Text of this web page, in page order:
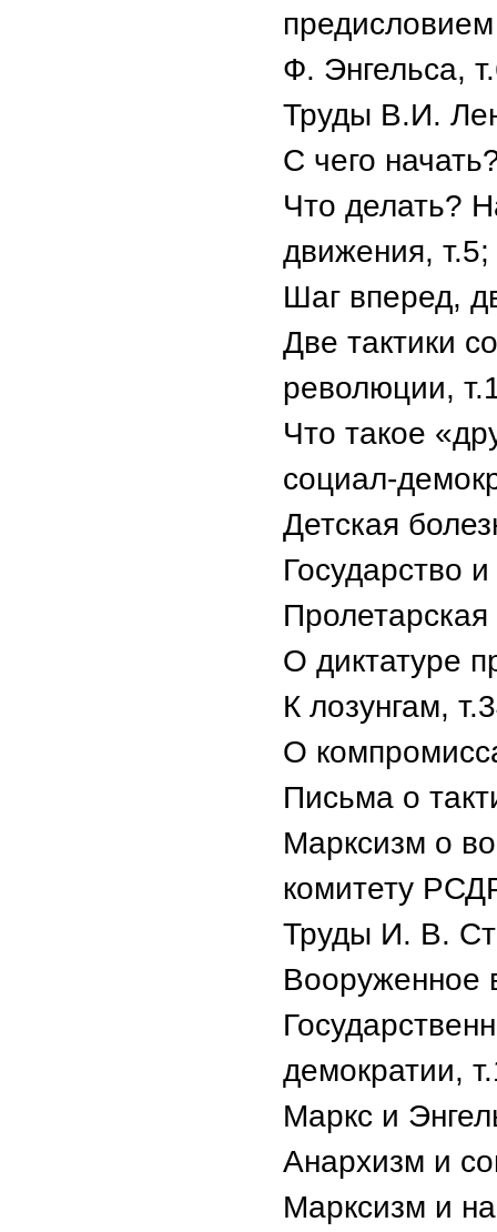
предисловием
Ф. Энгельса,
Труды В.И.
С чего
Что делать?
движения, т.5;
Шаг вперед,
Две тактики
революции,
Что такое
социал-
Детская
Государство
О диктатуре
К лозунгам,
О
Письма о
Марксизм о
комитету
Труды И. В.
Вооруженное
демократии,
Маркс и
Анархизм и
Марксизм и